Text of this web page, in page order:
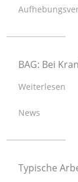
BAG: Bei
Weiterlesen
News
Typische